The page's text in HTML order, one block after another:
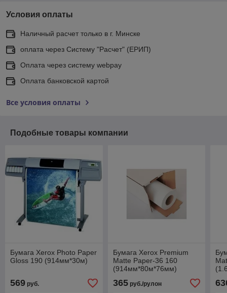
Условия оплаты
Наличный расчет только в г. Минске
оплата через Систему "Расчет" (ЕРИП)
Оплата через систему webpay
Оплата банковской картой
Все условия оплаты
Подобные товары компании
Бумага Xerox Photo Paper
Gloss 190 (914мм*30м)
569 руб.
Бумага Xerox Premium
Matte Paper-36 160
(914мм*80м*76мм)
365руб./рулон